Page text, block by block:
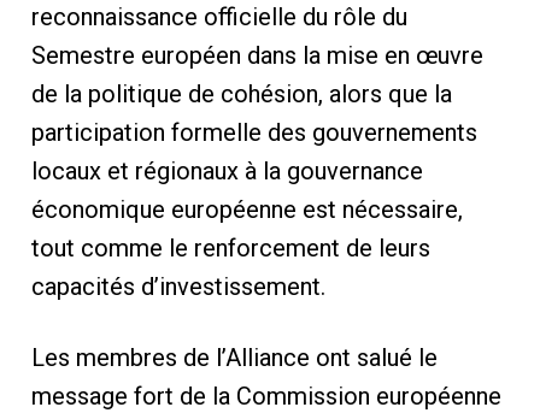
reconnaissance officielle du rôle du
Semestre européen dans la mise en œuvre
de la politique de cohésion, alors que la
participation formelle des gouvernements
locaux et régionaux à la gouvernance
économique européenne est nécessaire,
tout comme le renforcement de leurs
capacités d’investissement.
Les membres de l’Alliance ont salué le
message fort de la Commission européenne